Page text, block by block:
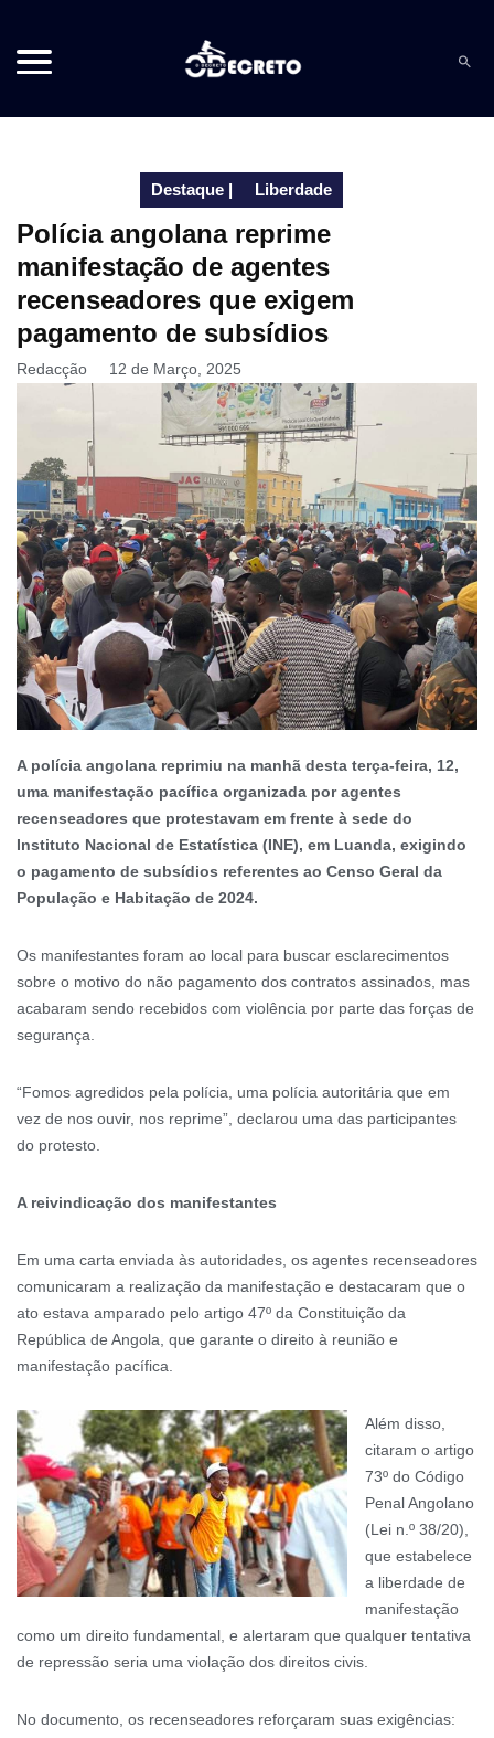
Destaque | Liberdade
Polícia angolana reprime
manifestação de agentes
recenseadores que exigem
pagamento de subsídios
Redacção 12 de Março, 2025
A polícia angolana reprimiu na manhã desta terça-feira, 12,
uma manifestação pacífica organizada por agentes
recenseadores que protestavam em frente à sede do
Instituto Nacional de Estatística (INE), em Luanda, exigindo
o pagamento de subsídios referentes ao Censo Geral da
População e Habitação de 2024.
Os manifestantes foram ao local para buscar esclarecimentos
sobre o motivo do não pagamento dos contratos assinados, mas
acabaram sendo recebidos com violência por parte das forças de
segurança.
“Fomos agredidos pela polícia, uma polícia autoritária que em
vez de nos ouvir, nos reprime”, declarou uma das participantes
do protesto.
A reivindicação dos manifestantes
Em uma carta enviada às autoridades, os agentes recenseadores
comunicaram a realização da manifestação e destacaram que o
ato estava amparado pelo artigo 47º da Constituição da
República de Angola, que garante o direito à reunião e
manifestação pacífica.
Além disso,
citaram o artigo
73º do Código
Penal Angolano
(Lei n.º 38/20),
que estabelece
a liberdade de
manifestação
como um direito fundamental, e alertaram que qualquer tentativa
de repressão seria uma violação dos direitos civis.
No documento, os recenseadores reforçaram suas exigências: